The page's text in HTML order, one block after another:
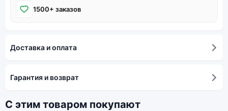
1500+ заказов
Доставка и оплата
Гарантия и возврат
С этим товаром покупают